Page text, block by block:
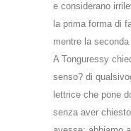
e considerano
la prima forma di
mentre la
A Tonguressy
senso? di
lettrice che pone
senza aver